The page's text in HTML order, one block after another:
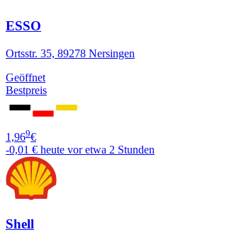
ESSO
Ortsstr. 35, 89278 Nersingen
Geöffnet
Bestpreis
1,969€
-0,01 € heute vor etwa 2 Stunden
Shell